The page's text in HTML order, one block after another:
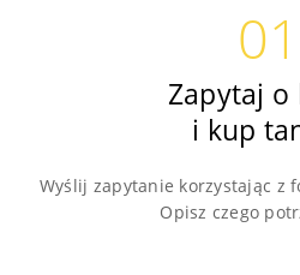
01
Zapytaj
i kup
Wyślij zapytanie korzystając z
Opisz czego